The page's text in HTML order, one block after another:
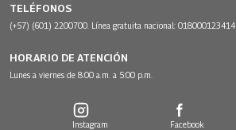
TELÉFONOS
(+57) (601) 2200700. Línea gratuita nacional: 018000123414
HORARIO DE ATENCIÓN
Lunes a viernes de 8:00 a.m. a 5:00 p.m.
Instagram Facebook